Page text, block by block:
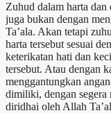
Zuhud dalam harta
juga bukan dengan
Ta’ala. Akan tetapi
harta tersebut sesuai
keterikatan hati dan
tersebut. Atau dengan
menggantungkan
dimiliki, dengan
diridhai oleh Allah